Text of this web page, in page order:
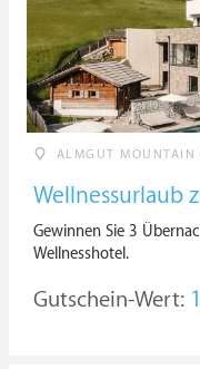
ALMGUT MOUNTAIN
Wellnessurlaub
Gewinnen Sie 3
Wellnesshotel.
Gutschein-Wert: